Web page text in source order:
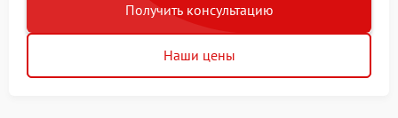
Получить консультацию
Наши цены